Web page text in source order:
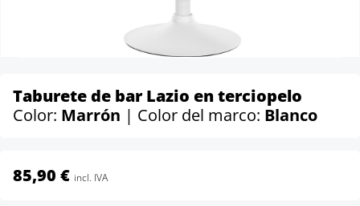
Taburete de bar Lazio en terciopelo
Color: Marrón | Color del marco: Blanco
85,90 € incl. IVA